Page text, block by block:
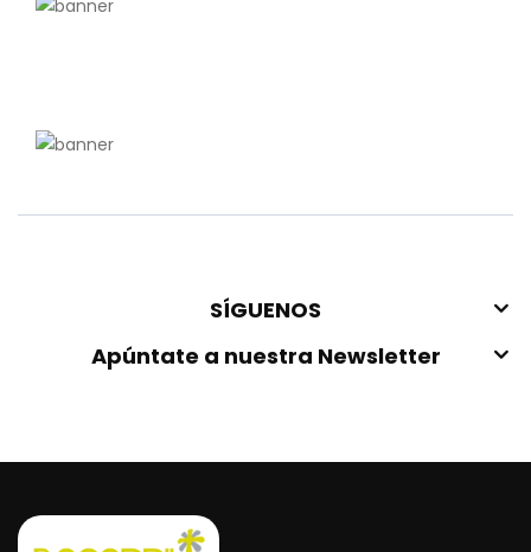
SÍGUENOS
Apúntate a nuestra Newsletter